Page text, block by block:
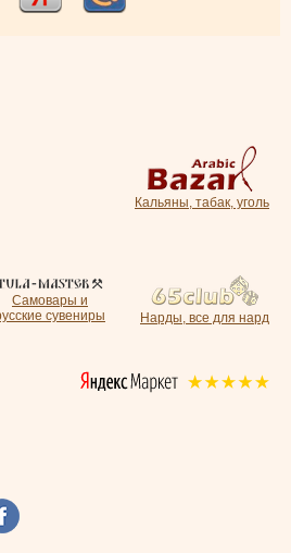
Кальяны, табак, уголь
Самовары и
сувениры
Нарды, все для нард